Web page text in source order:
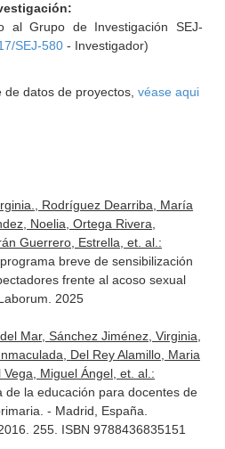
al Grupo de Investigación SEJ-
SEJ-580- Investigador)
datos de proyectos, véase aqui
Rodríguez Dearriba, María
Noelia, Ortega Rivera,
Guerrero, Estrella, et. al.:
breve de sensibilización
frente al acoso sexual
2025
Mar, Sánchez Jiménez, Virginia,
Del Rey Alamillo, Maria
Miguel Ángel, et. al.:
de la educación para docentes de
- Madrid, España.
255. ISBN 9788436835151